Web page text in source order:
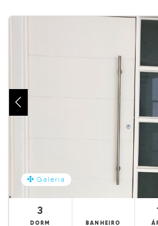
Galeria
3
DORM BANHEIRO